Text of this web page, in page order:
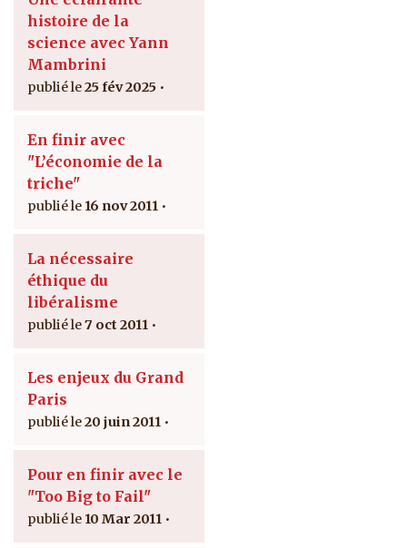
histoire de la
science avec Yann
Mambrini
25 fév 2025
En finir avec
"L’économie de la
triche"
16 nov 2011
La nécessaire
éthique du
libéralisme
7 oct 2011
Les enjeux du Grand
Paris
20 juin 2011
Pour en finir avec le
"Too Big to Fail"
10 Mar 2011